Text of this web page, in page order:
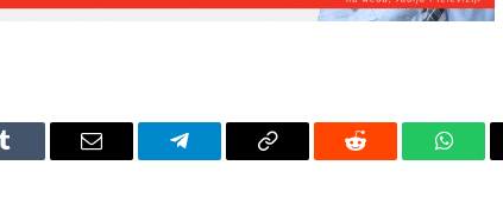
Tumblr Email Telegram Copy
Reddit